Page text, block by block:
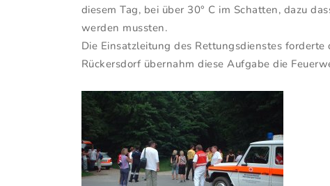
diesem Tag, bei über 30° C im Schatten, dazu
werden mussten.
Die Einsatzleitung des Rettungsdienstes
Rückersdorf übernahm diese Aufgabe die